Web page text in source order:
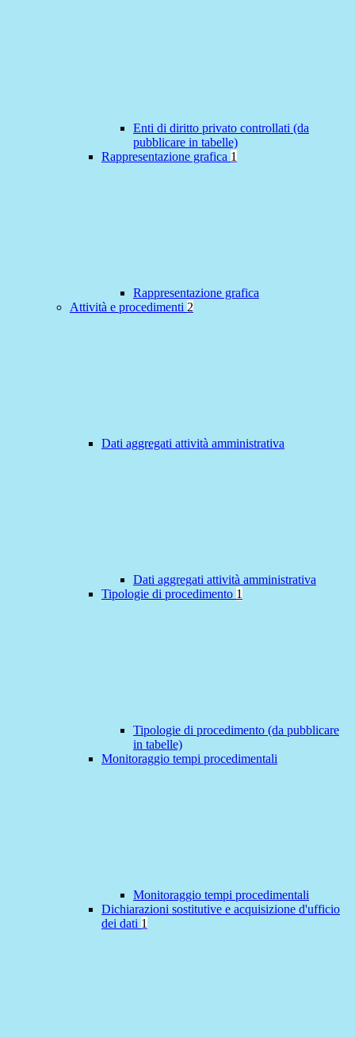
Enti di diritto privato controllati (da
pubblicare in tabelle)
Rappresentazione grafica 1
Rappresentazione grafica
Attività e procedimenti 2
Dati aggregati attività amministrativa
Dati aggregati attività amministrativa
Tipologie di procedimento 1
Tipologie di procedimento (da pubblicare
in tabelle)
Monitoraggio tempi procedimentali
Monitoraggio tempi procedimentali
Dichiarazioni sostitutive e acquisizione d'ufficio
dei dati 1